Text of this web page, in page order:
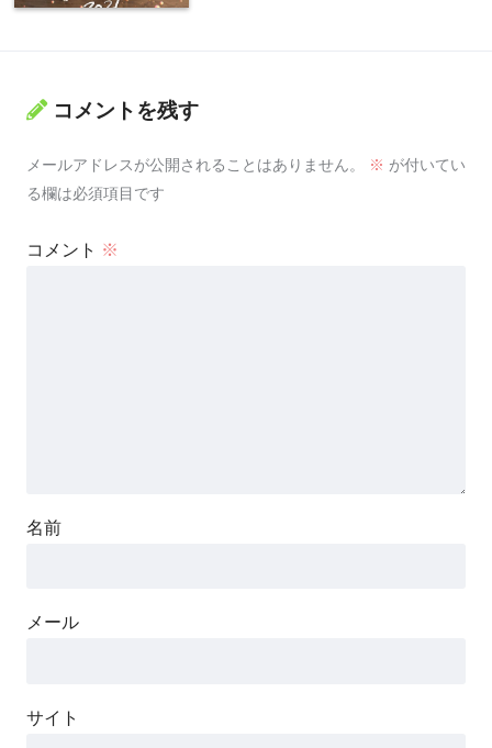
コメントを残す
メールアドレスが公開されることはありません。 ※ が付いてい
る欄は必須項目です
コメント ※
名前
メール
サイト